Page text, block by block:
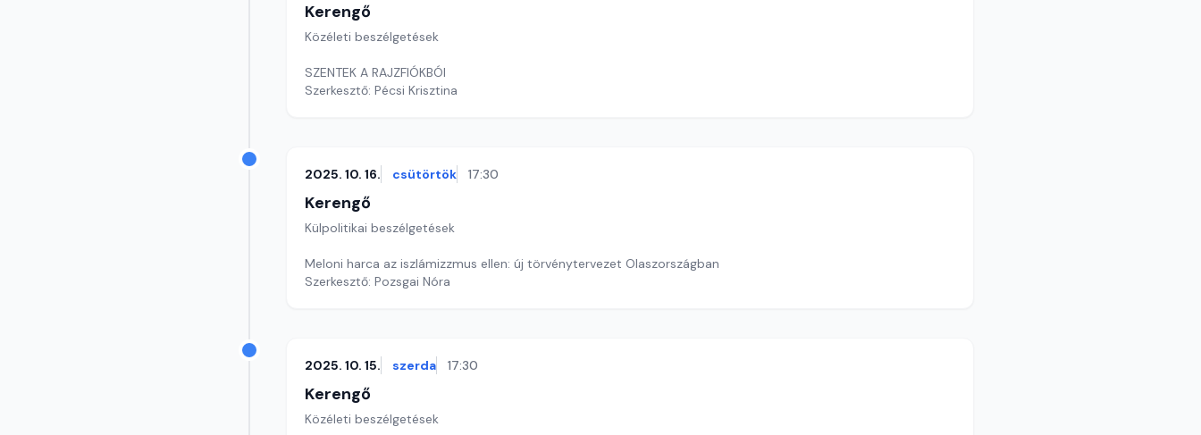
Kerengő
Közéleti beszélgetések
SZENTEK A RAJZFIÓKBÓl
Szerkesztő: Pécsi Krisztina
2025. 10. 16. csütörtök 17:30
Kerengő
Külpolitikai beszélgetések
Meloni harca az iszlámizzmus ellen: új törvénytervezet Olaszországban
Szerkesztő: Pozsgai Nóra
2025. 10. 15. szerda 17:30
Kerengő
Közéleti beszélgetések